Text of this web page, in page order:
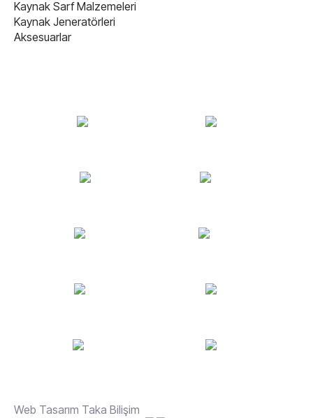
Kaynak Sarf Malzemeleri
Kaynak Jeneratörleri
Aksesuarlar
Web Tasarım Taka Bilişim